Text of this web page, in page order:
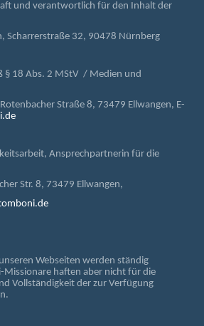
und verantwortlich für den Inhalt der
Scharrerstraße 32, 90478 Nürnberg
§ 18 Abs. 2 MStV / Medien und
Straße 8, 73479 Ellwangen, E-
Ansprechpartnerin für die
Str. 8, 73479 Ellwangen,
Webseiten werden ständig
Missionare haften aber nicht für die
Vollständigkeit der zur Verfügung